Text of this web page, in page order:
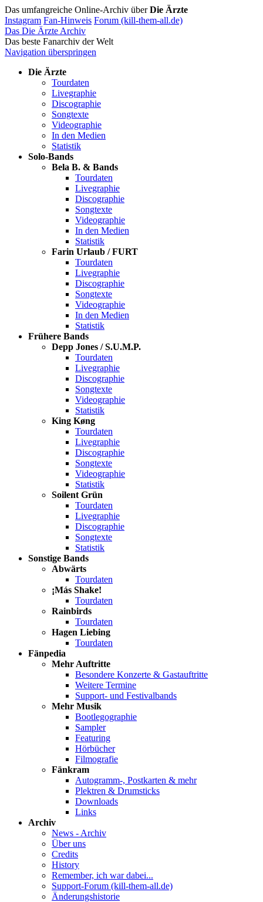
Das umfangreiche Online-Archiv überDie Ärzte
Instagram Fan-Hinweis Forum (kill-them-all.de)
Das Die Ärzte Archiv
Das beste Fanarchiv der Welt
Navigation überspringen
Die Ärzte
Tourdaten
Livegraphie
Discographie
Songtexte
Videographie
In den Medien
Statistik
Solo-Bands
Bela B. & Bands
Tourdaten
Livegraphie
Discographie
Songtexte
Videographie
In den Medien
Statistik
Farin Urlaub / FURT
Tourdaten
Livegraphie
Discographie
Songtexte
Videographie
In den Medien
Statistik
Frühere Bands
Depp Jones / S.U.M.P.
Tourdaten
Livegraphie
Discographie
Songtexte
Videographie
Statistik
King Køng
Tourdaten
Livegraphie
Discographie
Songtexte
Videographie
Statistik
Soilent Grün
Tourdaten
Livegraphie
Discographie
Songtexte
Statistik
Sonstige Bands
Abwärts
Tourdaten
¡Más Shake!
Tourdaten
Rainbirds
Tourdaten
Hagen Liebing
Tourdaten
Fänpedia
Mehr Auftritte
Besondere Konzerte & Gastauftritte
Weitere Termine
Support- und Festivalbands
Mehr Musik
Bootlegographie
Sampler
Featuring
Hörbücher
Filmografie
Fänkram
Autogramm-, Postkarten & mehr
Plektren & Drumsticks
Downloads
Links
Archiv
News - Archiv
Über uns
Credits
History
Remember, ich war dabei...
Support-Forum (kill-them-all.de)
Änderungshistorie